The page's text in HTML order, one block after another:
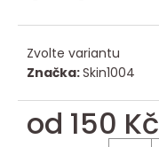
Zvolte variantu
Značka:Skin1004
od 150 Kč
o
u